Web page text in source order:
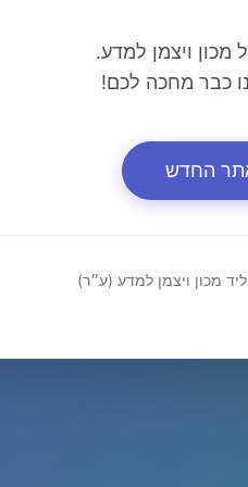
מכון ויצמן למדע.
כבר מחכה לכם!
החדש
ליד מכון ויצמן למדע (ע״ר)